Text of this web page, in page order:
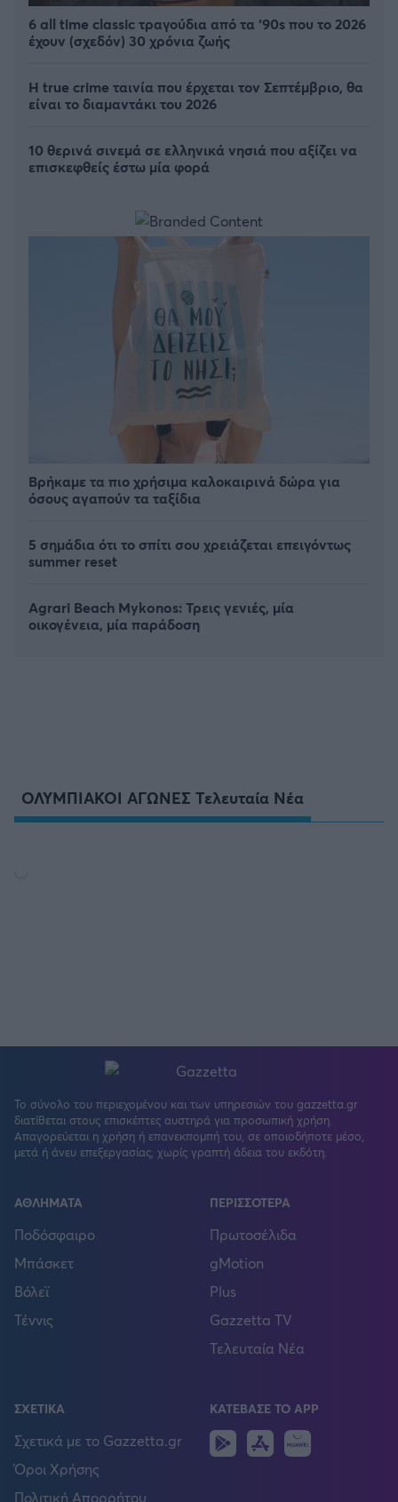
6 all time classic τραγούδια από τα ‘90s που το 2026
έχουν (σχεδόν) 30 χρόνια ζωής
Η true crime ταινία που έρχεται τον Σεπτέμβριο, θα
είναι το διαμαντάκι του 2026
10 θερινά σινεμά σε ελληνικά νησιά που αξίζει να
επισκεφθείς έστω μία φορά
Βρήκαμε τα πιο χρήσιμα καλοκαιρινά δώρα για
όσους αγαπούν τα ταξίδια
5 σημάδια ότι το σπίτι σου χρειάζεται επειγόντως
summer reset
Agrari Beach Mykonos: Τρεις γενιές, μία
οικογένεια, μία παράδοση
ΟΛΥΜΠΙΑΚΟΙ ΑΓΩΝΕΣ Τελευταία Νέα
Το σύνολο του περιεχομένου και των υπηρεσιών του gazzetta.gr
διατίθεται στους επισκέπτες αυστηρά για προσωπική χρήση.
Απαγορεύεται η χρήση ή επανεκπομπή του, σε οποιοδήποτε μέσο,
μετά ή άνευ επεξεργασίας, χωρίς γραπτή άδεια του εκδότη.
ΑΘΛΗΜΑΤΑ
Ποδόσφαιρο
Μπάσκετ
Βόλεϊ
Τέννις
ΠΕΡΙΣΣΟΤΕΡΑ
Πρωτοσέλιδα
gMotion
Plus
Gazzetta TV
Τελευταία Νέα
ΣΧΕΤΙΚΑ
Σχετικά με το Gazzetta.gr
Όροι Χρήσης
Πολιτική Απορρήτου
ΚΑΤΕΒΑΣΕ ΤΟ APP
Android
IOS